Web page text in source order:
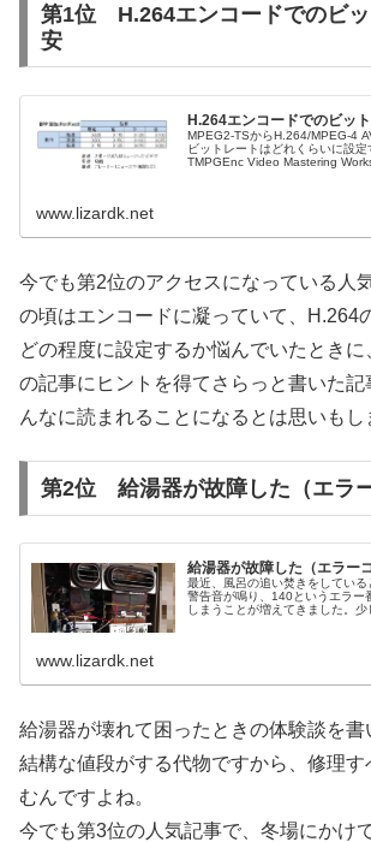
第1位 H.264エンコードでのビッ
安
H.264エンコードでのビッ
MPEG2-TSからH.264/MPEG-4
ビットレートはどれくらいに設定
TMPGEnc Video Mastering
www.lizardk.net
今でも第2位のアクセスになっている人
の頃はエンコードに凝っていて、H.264
どの程度に設定するか悩んでいたとき
の記事にヒントを得てさらっと書いた記
んなに読まれることになるとは思いもし
第2位 給湯器が故障した（エラー
給湯器が故障した（エラー
最近、風呂の追い焚きをしている
警告音が鳴り、140というエラー
しまうことが増えてきました。少
www.lizardk.net
給湯器が壊れて困ったときの体験談を書
結構な値段がする代物ですから、修理す
むんですよね。
今でも第3位の人気記事で、冬場にかけ